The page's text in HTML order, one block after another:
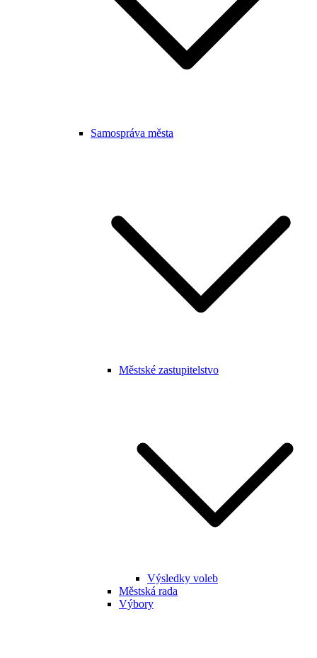
Samospráva města
Městské zastupitelstvo
Výsledky voleb
Městská rada
Výbory